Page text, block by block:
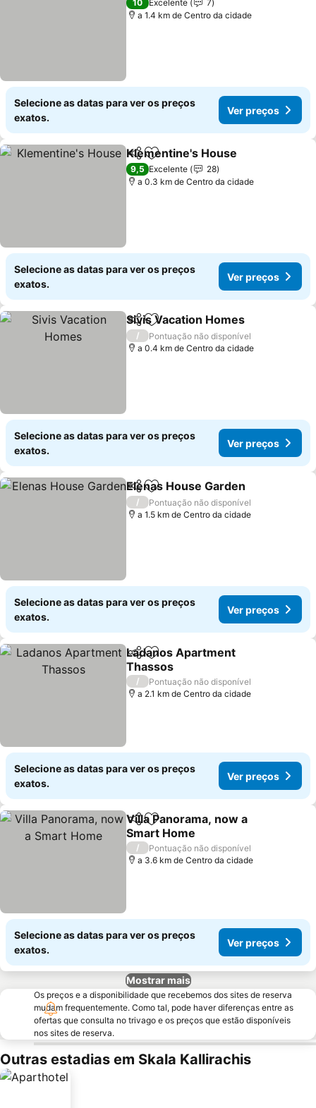
10 Excelente
7
a 1.4 km de Centro da cidade
Selecione as datas para ver os preços
exatos.
Ver preços
PartilharAdicionar aos favoritos
Klementine's House
9,5 Excelente
28
a 0.3 km de Centro da cidade
Selecione as datas para ver os preços
exatos.
Ver preços
PartilharAdicionar aos favoritos
Sivis Vacation Homes
/
Pontuação não disponível
a 0.4 km de Centro da cidade
Selecione as datas para ver os preços
exatos.
Ver preços
PartilharAdicionar aos favoritos
Elenas House Garden
/
Pontuação não disponível
a 1.5 km de Centro da cidade
Selecione as datas para ver os preços
exatos.
Ver preços
PartilharAdicionar aos favoritos
Ladanos Apartment
Thassos
Ver preços
/
Pontuação não disponível
a 2.1 km de Centro da cidade
Selecione as datas para ver os preços
exatos.
Ver preços
PartilharAdicionar aos favoritos
Villa Panorama, now a
Smart Home
Ver preços
/
Pontuação não disponível
a 3.6 km de Centro da cidade
Selecione as datas para ver os preços
exatos.
Ver preços
Mostrar mais
Os preços e a disponibilidade que recebemos dos sites de reserva
mudam frequentemente. Como tal, pode haver diferenças entre as
ofertas que consulta no trivago e os preços que estão disponíveis
nos sites de reserva.
Outras estadias em Skala Kallirachis